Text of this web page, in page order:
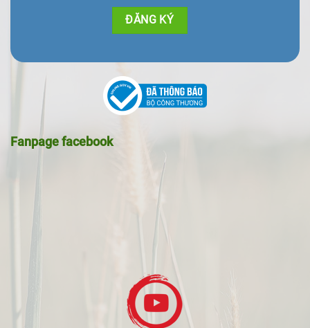
Fanpage facebook